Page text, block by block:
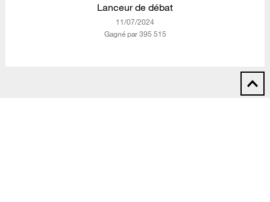
Lanceur de débat
‎11/07/2024
Gagné par 395 515